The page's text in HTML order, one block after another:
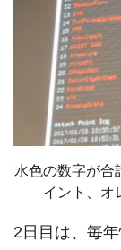
水色の数字が合
イント、オ
2日目は、毎